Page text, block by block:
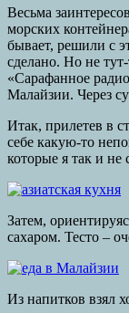
Весьма
морских
бывает, решили с
сделано. Но не
«Сарафанное
Малайзии. Через
Итак, прилетев в
себе какую-то
которые я так и
Затем,
сахаром. Тесто –
Из напитков взял